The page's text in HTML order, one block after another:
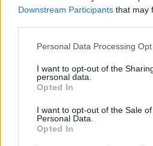
Downstream Participants that may
Personal Data Processing
I want to opt-out of the
personal data.
Opted In
I want to opt-out of the Sale
Personal Data.
Opted In